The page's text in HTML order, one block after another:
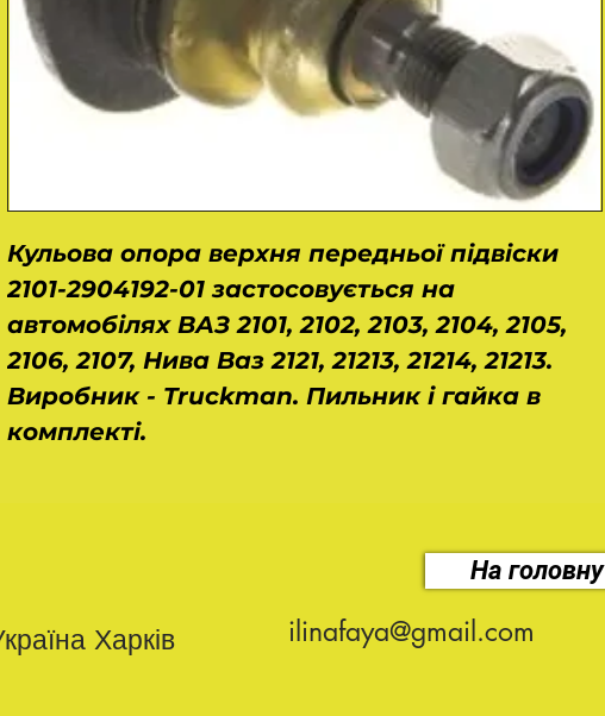
Кульова опора верхня передньої підвіски
2101-2904192-01 застосовується на
автомобілях ВАЗ 2101, 2102, 2103, 2104, 2105,
2106, 2107, Нива Ваз 2121, 21213, 21214, 21213.
Виробник - Truckman. Пильник і гайка в
комплекті.
На головну
Харків ilinafaya@gmail.com